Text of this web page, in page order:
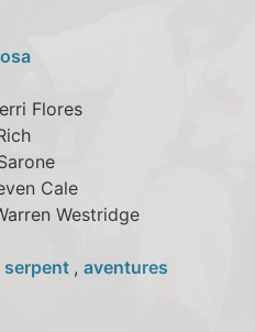
Flores
Cale
Westridge
serpent , aventures